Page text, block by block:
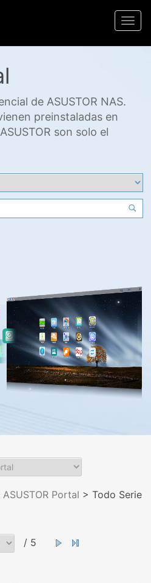
de ASUSTOR NAS.
preinstaladas en
son solo el
ASUSTOR Portal > Todo Serie
/ 5